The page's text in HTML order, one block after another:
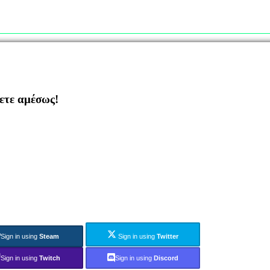
αμέσως!
Sign in using Steam Sign in using Twitter
Sign in using Twitch Sign in using Discord